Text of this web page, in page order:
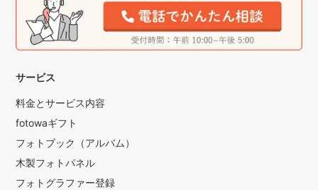
サービス
料金とサービス内容
fotowaギフト
フォトブック（アルバム）
木製フォトパネル
フォトグラファー登録